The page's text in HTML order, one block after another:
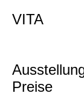
VITA
Preise